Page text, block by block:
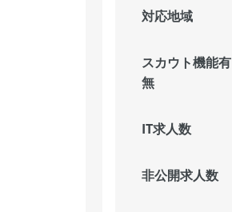
対応地域
スカウト機能有
無
IT求人数
非公開求人数